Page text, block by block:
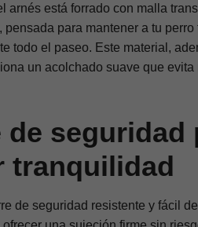
arnés está forrado con malla
, pensada para mantener a tu perro
todo el paseo. Este material,
unacolchado suave que evita
de seguridad
tranquilidad
de seguridad resistente y fácil